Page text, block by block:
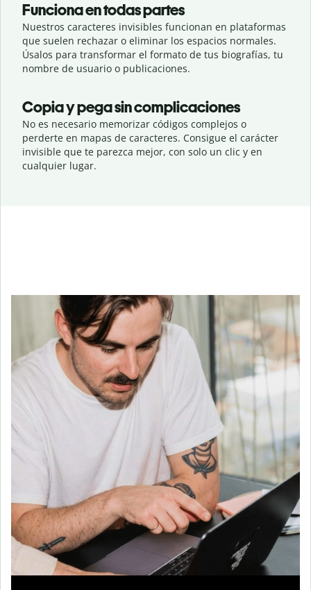
Funciona en todas partes
Nuestros caracteres invisibles funcionan en plataformas
que suelen rechazar o eliminar los espacios normales.
Úsalos para transformar el formato de tus biografías, tu
nombre de usuario o publicaciones.
Copia y pega sin complicaciones
No es necesario memorizar códigos complejos o
perderte en mapas de caracteres. Consigue el carácter
invisible que te parezca mejor, con solo un clic y en
cualquier lugar.